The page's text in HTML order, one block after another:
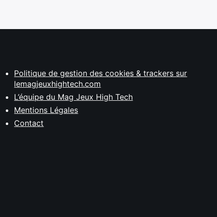
Politique de gestion des cookies & trackers sur
lemagjeuxhightech.com
L’équipe du Mag Jeux High Tech
Mentions Légales
Contact